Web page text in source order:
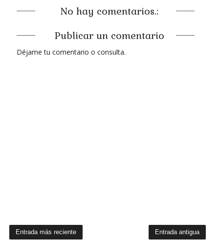
No hay comentarios.:
Publicar un comentario
Déjame tu comentario o consulta.
Entrada más reciente Entrada antigua